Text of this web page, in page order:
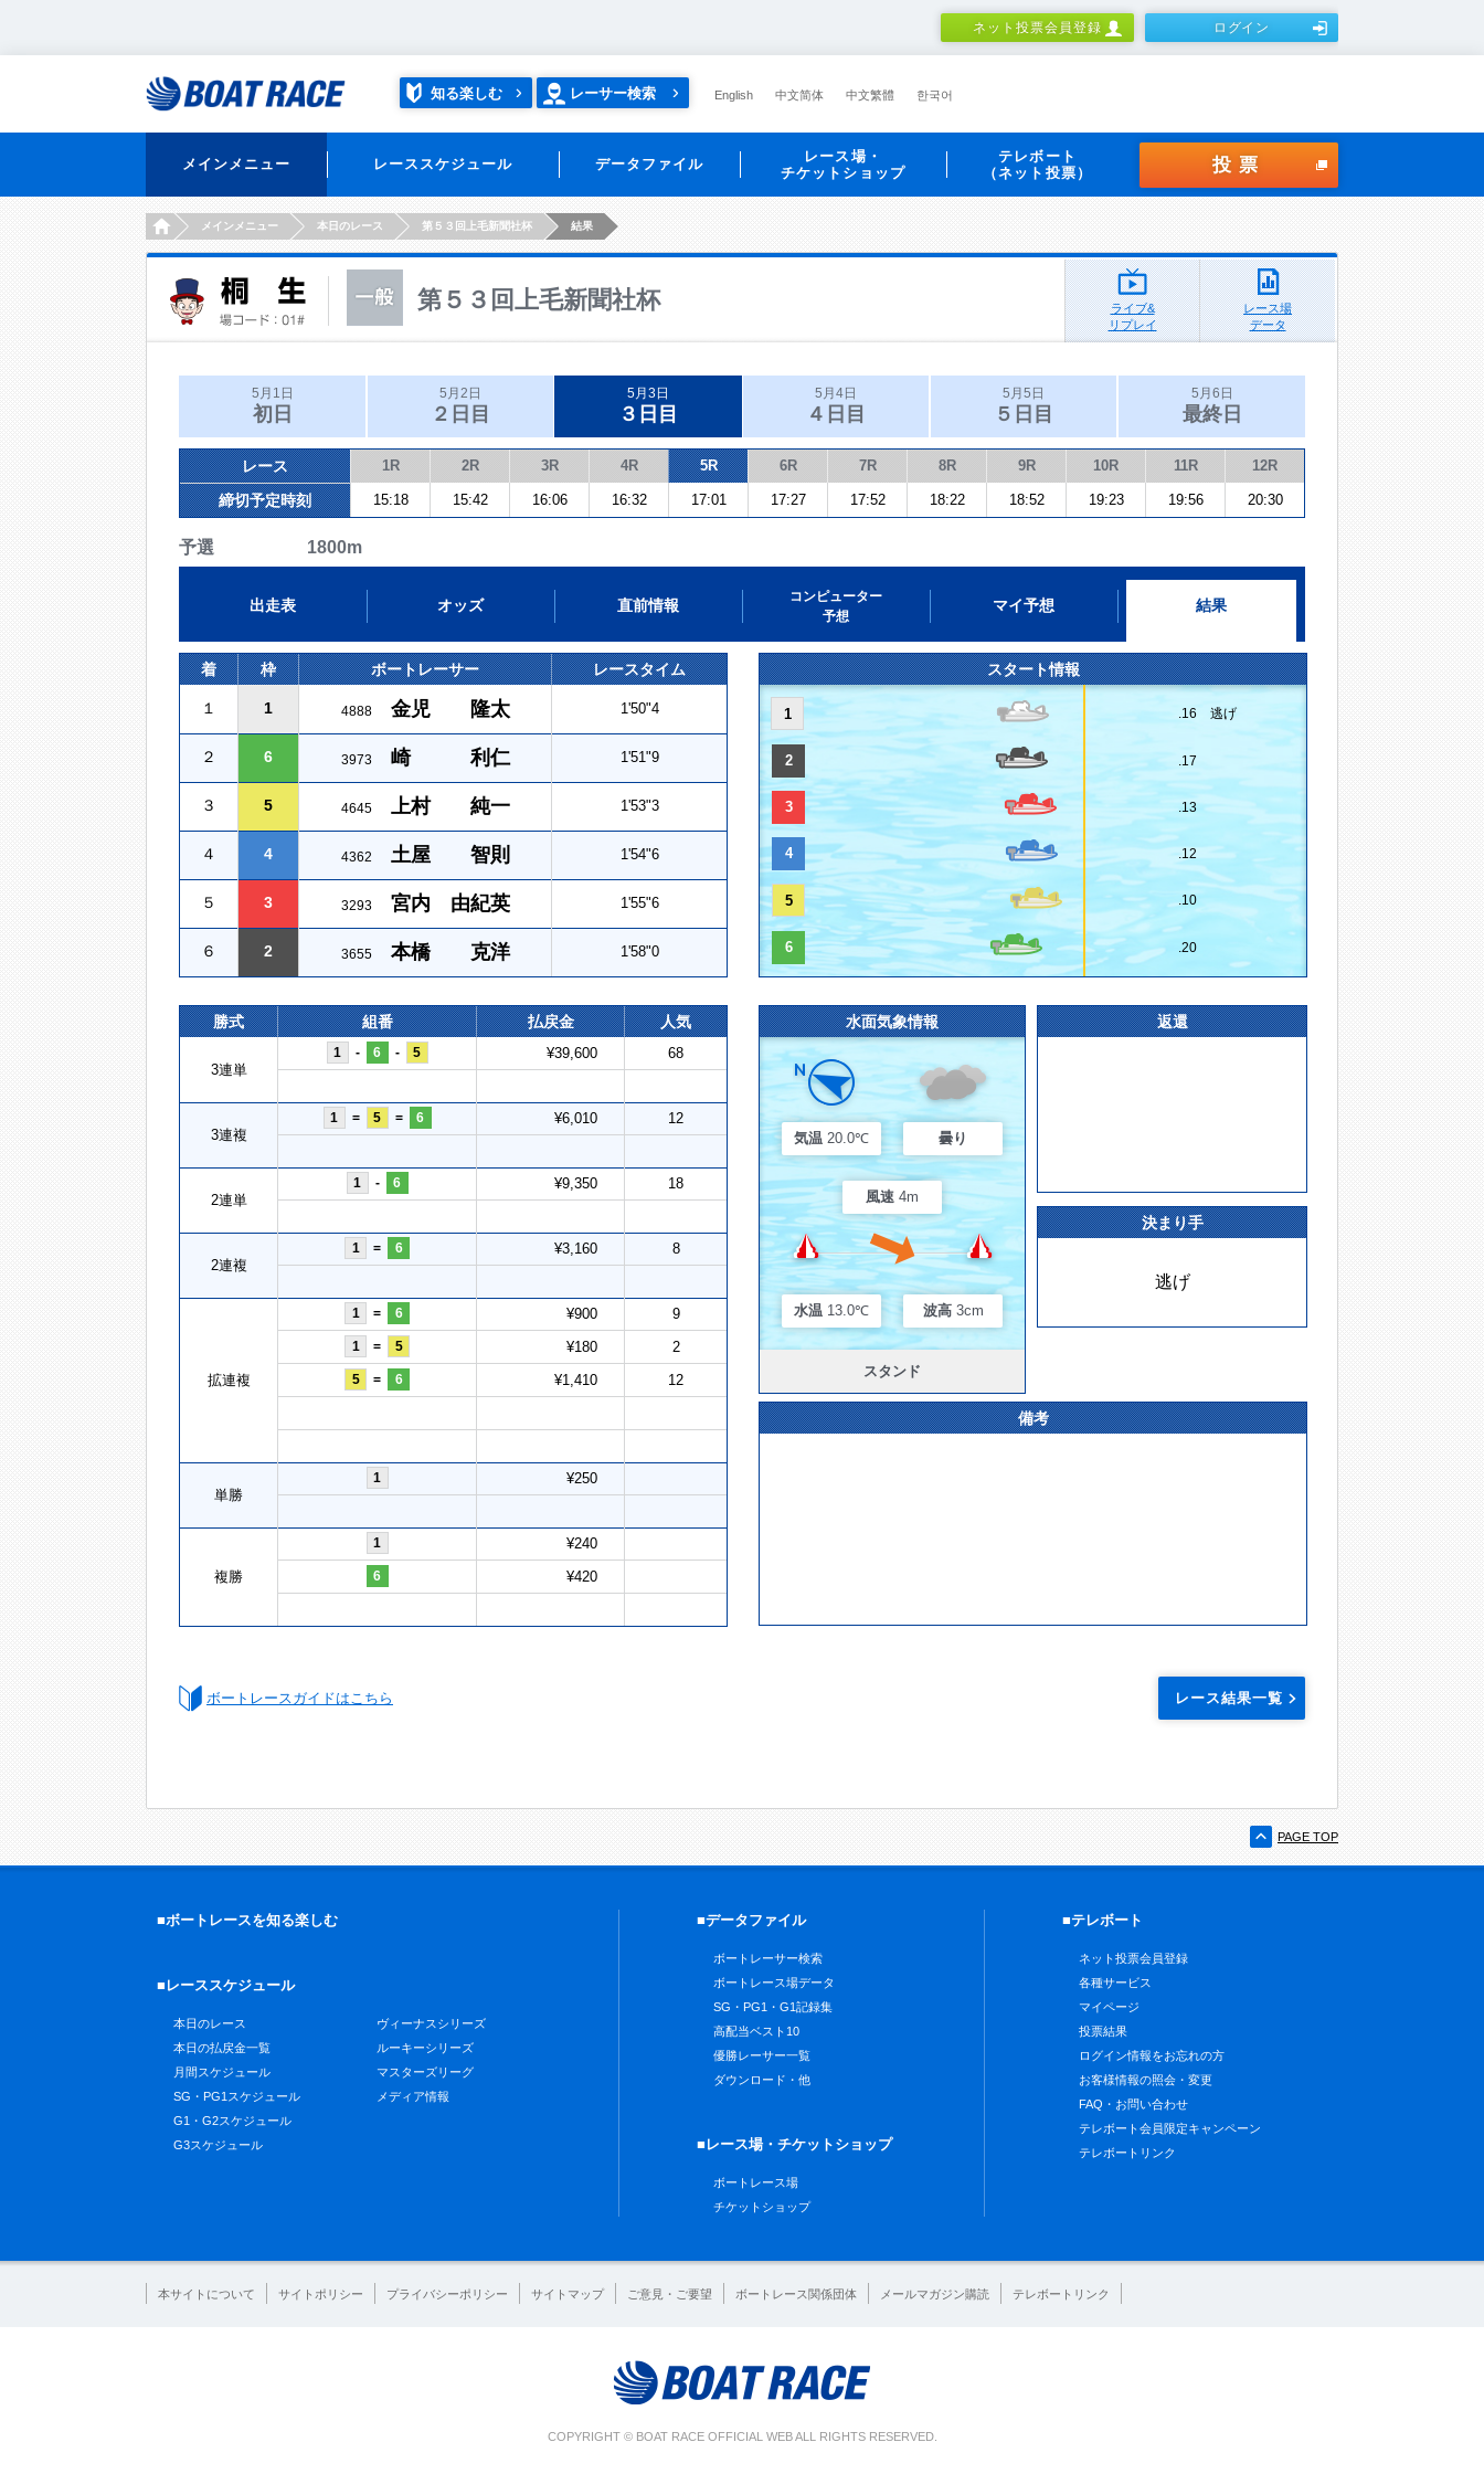
ネット投票会員登録 ログイン
知る楽しむ レーサー検索 English 中文简体 中文繁體 한국어
メインメニュー レーススケジュール データファイル
レース場・
チケットショップ
テレボート
（ネット投票）
投票
HOMEメインメニュー 本日のレース 第５３回上毛新聞社杯 結果
第５３回上毛新聞社杯
ライブ&
リプレイ
レース場
データ
5月1日
初日
5月2日
２日目
5月3日
３日目
5月4日
４日目
5月5日
５日目
5月6日
最終日
レース 1R 2R 3R 4R 5R 6R 7R 8R 9R 10R 11R 12R
締切予定時刻 15:18 15:42 16:06 16:32 17:01 17:27 17:52 18:22 18:52 19:23 19:56 20:30
予選 1800m
出走表 オッズ 直前情報
コンピューター
予想
マイ予想 結果
着 枠 ボートレーサー レースタイム
１ 1 4888 金児 隆太 1'50"4
２ 6 3973 崎 利仁 1'51"9
３ 5 4645 上村 純一 1'53"3
４ 4 4362 土屋 智則 1'54"6
５ 3 3293 宮内 由紀英 1'55"6
６ 2 3655 本橋 克洋 1'58"0
スタート情報
1 .16 逃げ
2 .17
3 .13
4 .12
5 .10
6 .20
勝式 組番 払戻金 人気
3連単
1 - 6 - 5 ¥39,600 68
3連複
1 = 5 = 6 ¥6,010 12
2連単
1 - 6 ¥9,350 18
2連複
1 = 6 ¥3,160 8
拡連複
1 = 6 ¥900 9
1 = 5 ¥180 2
5 = 6 ¥1,410 12
単勝
1 ¥250
複勝
1 ¥240
6 ¥420
水面気象情報
気温 20.0℃ 曇り
風速 4m
水温 13.0℃ 波高 3cm
スタンド
返還
決まり手
逃げ
備考
ボートレースガイドはこちら レース結果一覧
PAGE TOP
■ボートレースを知る楽しむ
■レーススケジュール
本日のレース
本日の払戻金一覧
月間スケジュール
SG・PG1スケジュール
G1・G2スケジュール
G3スケジュール
ヴィーナスシリーズ
ルーキーシリーズ
マスターズリーグ
メディア情報
■データファイル
ボートレーサー検索
ボートレース場データ
SG・PG1・G1記録集
高配当ベスト10
優勝レーサー一覧
ダウンロード・他
■レース場・チケットショップ
ボートレース場
チケットショップ
■テレボート
ネット投票会員登録
各種サービス
マイページ
投票結果
ログイン情報をお忘れの方
お客様情報の照会・変更
FAQ・お問い合わせ
テレボート会員限定キャンペーン
テレボートリンク
本サイトについて サイトポリシー プライバシーポリシー サイトマップ ご意見・ご要望 ボートレース関係団体 メールマガジン購読 テレボートリンク
COPYRIGHT © BOAT RACE OFFICIAL WEB ALL RIGHTS RESERVED.